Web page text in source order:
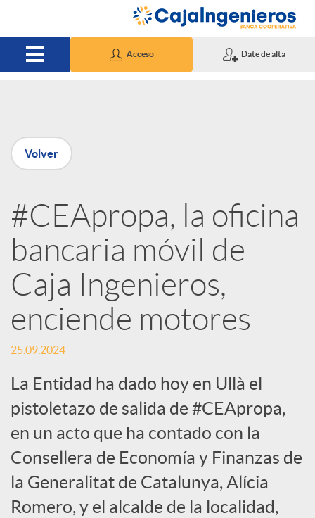
Saltar al contenido principal
Acceso Date de alta
P
u
b
l
i
c
a
d
o
Volver
#CEApropa, la oficina
bancaria móvil de
Caja Ingenieros,
enciende motores
25.09.2024
La Entidad ha dado hoy en Ullà el
pistoletazo de salida de #CEApropa,
en un acto que ha contado con la
Consellera de Economía y Finanzas de
la Generalitat de Catalunya, Alícia
Romero, y el alcalde de la localidad,